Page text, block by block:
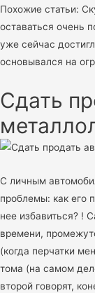
Похожие статьи:
оставаться очень
уже сейчас
основывался на
Сдать
С личным
проблемы: как его
нее избавиться? !
времени,
(когда перчатки
тома (на самом
второй говорят,